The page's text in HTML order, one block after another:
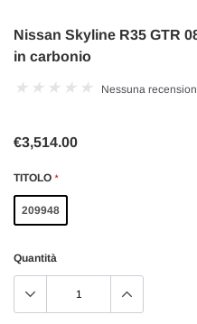
Nissan Skyline R35 GTR
in carbonio
Nessuna
€3,514.00
TITOLO *
209948
Quantità